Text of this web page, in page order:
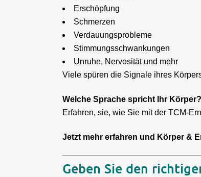
Erschöpfung
Schmerzen
Verdauungsprobleme
Stimmungsschwankungen
Unruhe, Nervosität und mehr
Viele spüren die Signale ihres
Welche Sprache spricht Ihr Körper?
Erfahren, sie, wie Sie mit der TCM-
Jetzt mehr erfahren und Körper &
Geben Sie den